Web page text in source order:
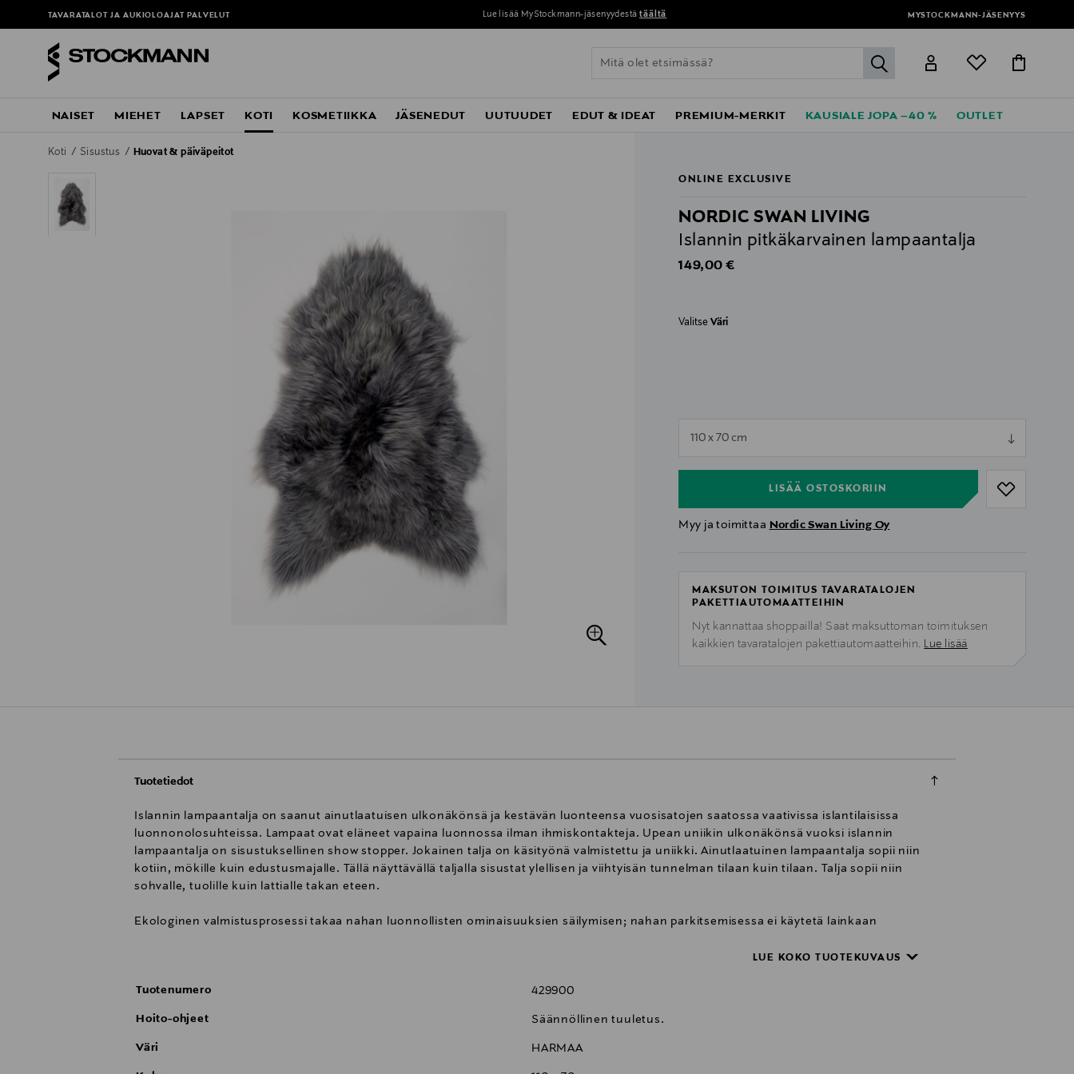
TAVARATALOT JA AUKIOLOAJAT PALVELUT Lue lisää MyStockmann-jäsenyydestä täältä MYSTOCKMANN-JÄSENYYS
label.header.go
NAISET MIEHET LAPSET KOTI KOSMETIIKKA JÄSENEDUT UUTUUDET EDUT & IDEAT PREMIUM-MERKIT KAUSIALE JOPA –40 % OUTLET
Koti Sisustus Huovat & päiväpeitot
ONLINE EXCLUSIVE
NORDIC SWAN LIVING
Islannin pitkäkarvainen lampaantalja
Original Price
149,00 €
ValitseVäri
110 x 70 cm
LISÄÄ OSTOSKORIIN
null
Myy ja toimittaa Nordic Swan Living Oy
MAKSUTON TOIMITUS TAVARATALOJEN
PAKETTIAUTOMAATTEIHIN
Nyt kannattaa shoppailla! Saat maksuttoman toimituksen
kaikkien tavaratalojen pakettiautomaatteihin. Lue lisää
Tuotetiedot
Islannin lampaantalja on saanut ainutlaatuisen ulkonäkönsä ja kestävän luonteensa vuosisatojen saatossa vaativissa islantilaisissa
luonnonolosuhteissa. Lampaat ovat eläneet vapaina luonnossa ilman ihmiskontakteja. Upean uniikin ulkonäkönsä vuoksi islannin
lampaantalja on sisustuksellinen show stopper. Jokainen talja on käsityönä valmistettu ja uniikki. Ainutlaatuinen lampaantalja sopii niin
kotiin, mökille kuin edustusmajalle. Tällä näyttävällä taljalla sisustat ylellisen ja viihtyisän tunnelman tilaan kuin tilaan. Talja sopii niin
sohvalle, tuolille kuin lattialle takan eteen.
Ekologinen valmistusprosessi takaa nahan luonnollisten ominaisuuksien säilymisen; nahan parkitsemisessa ei käytetä lainkaan
LUE KOKO TUOTEKUVAUS
Tuotenumero 429900
Hoito-ohjeet Säännöllinen tuuletus.
Väri HARMAA